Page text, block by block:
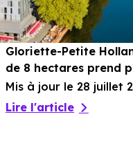
Gloriette-Petite
de 8 hectares prend
Mis à jour le 28 juillet
Lire l'article